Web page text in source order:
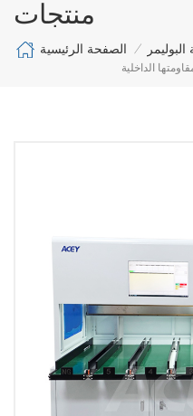
منتجات
الصفحة الرئيسية /
الداخلية